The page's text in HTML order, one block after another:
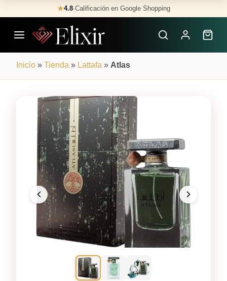
to
content
★4.8·Calificación en Google Shopping
Inicio » Tienda » Lattafa » Atlas